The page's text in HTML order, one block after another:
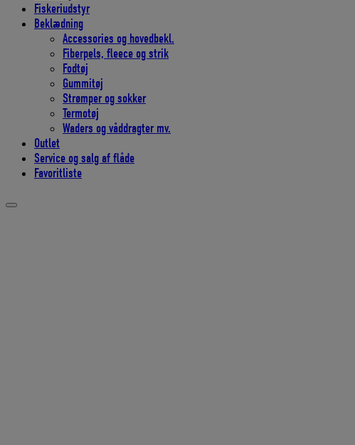
Fiskeriudstyr
Beklædning
Accessories og hovedbekl.
Fiberpels, fleece og strik
Fodtøj
Gummitøj
Strømper og sokker
Termotøj
Waders og våddragter mv.
Outlet
Service og salg af flåde
Favoritliste